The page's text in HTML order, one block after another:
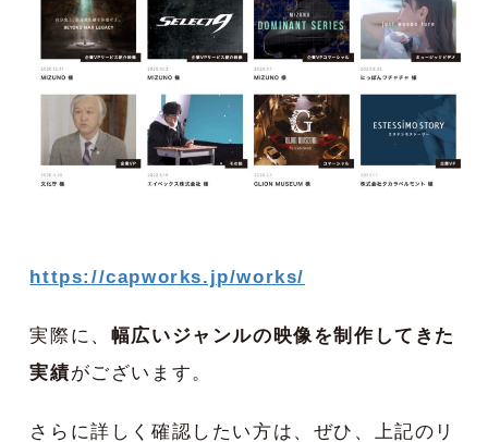
https://capworks.jp/works/
実際に、 幅広いジャンルの映像を制作してきた
実績がございます。
さらに詳しく確認したい方は、ぜひ、上記のリ